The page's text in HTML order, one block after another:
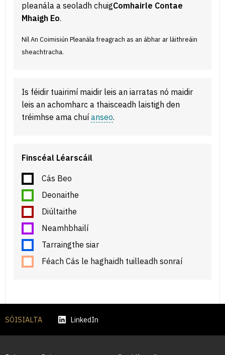
pleanála a seoladh chuigComhairle Contae
Mhaigh Eo.
Níl An Coimisiún Pleanála freagrach as an ábhar ar láithreáin
sheachtracha.
Is féidir tuairimí maidir leis an iarratas nó maidir
leis an achomharc a thaisceadh laistigh den
tréimhse ama chuí anseo.
Finscéal Léarscáil
Cás Beo
Deonaithe
Diúltaithe
Neamhbhailí
Tarraingthe siar
Féach Cás le haghaidh tuilleadh sonraí
SÓISIALTA LinkedIn